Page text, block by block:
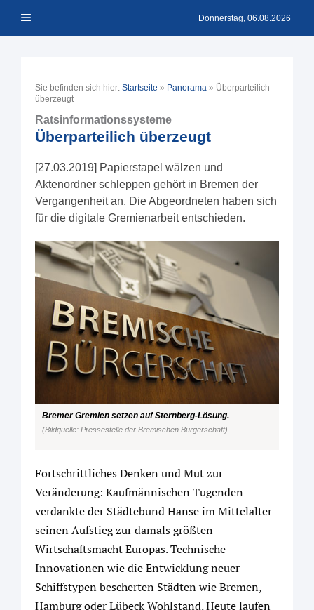
Inhalt Menü Donnerstag, 06.08.2026
Sie befinden sich hier: Startseite » Panorama » Überparteilich
überzeugt
Ratsinformationssysteme
Überparteilich überzeugt
[27.03.2019] Papierstapel wälzen und
Aktenordner schleppen gehört in Bremen der
Vergangenheit an. Die Abgeordneten haben sich
für die digitale Gremienarbeit entschieden.
Bremer Gremien setzen auf Sternberg-Lösung.
(Bildquelle: Pressestelle der Bremischen Bürgerschaft)
Fortschrittliches Denken und Mut zur
Veränderung: Kaufmännischen Tugenden
verdankte der Städtebund Hanse im Mittelalter
seinen Aufstieg zur damals größten
Wirtschaftsmacht Europas. Technische
Innovationen wie die Entwicklung neuer
Schiffstypen bescherten Städten wie Bremen,
Hamburg oder Lübeck Wohlstand. Heute laufen